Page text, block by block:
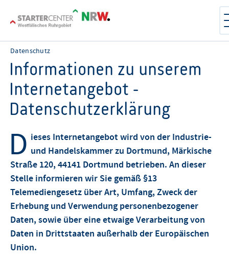
Datenschutz
Informationen zu unserem
Internetangebot -
Datenschutzerklärung
D ieses Internetangebot wird von der Industrie-
und Handelskammer zu Dortmund, Märkische
Straße 120, 44141 Dortmund betrieben. An dieser
Stelle informieren wir Sie gemäß §13
Telemediengesetz über Art, Umfang, Zweck der
Erhebung und Verwendung personenbezogener
Daten, sowie über eine etwaige Verarbeitung von
Daten in Drittstaaten außerhalb der Europäischen
Union.